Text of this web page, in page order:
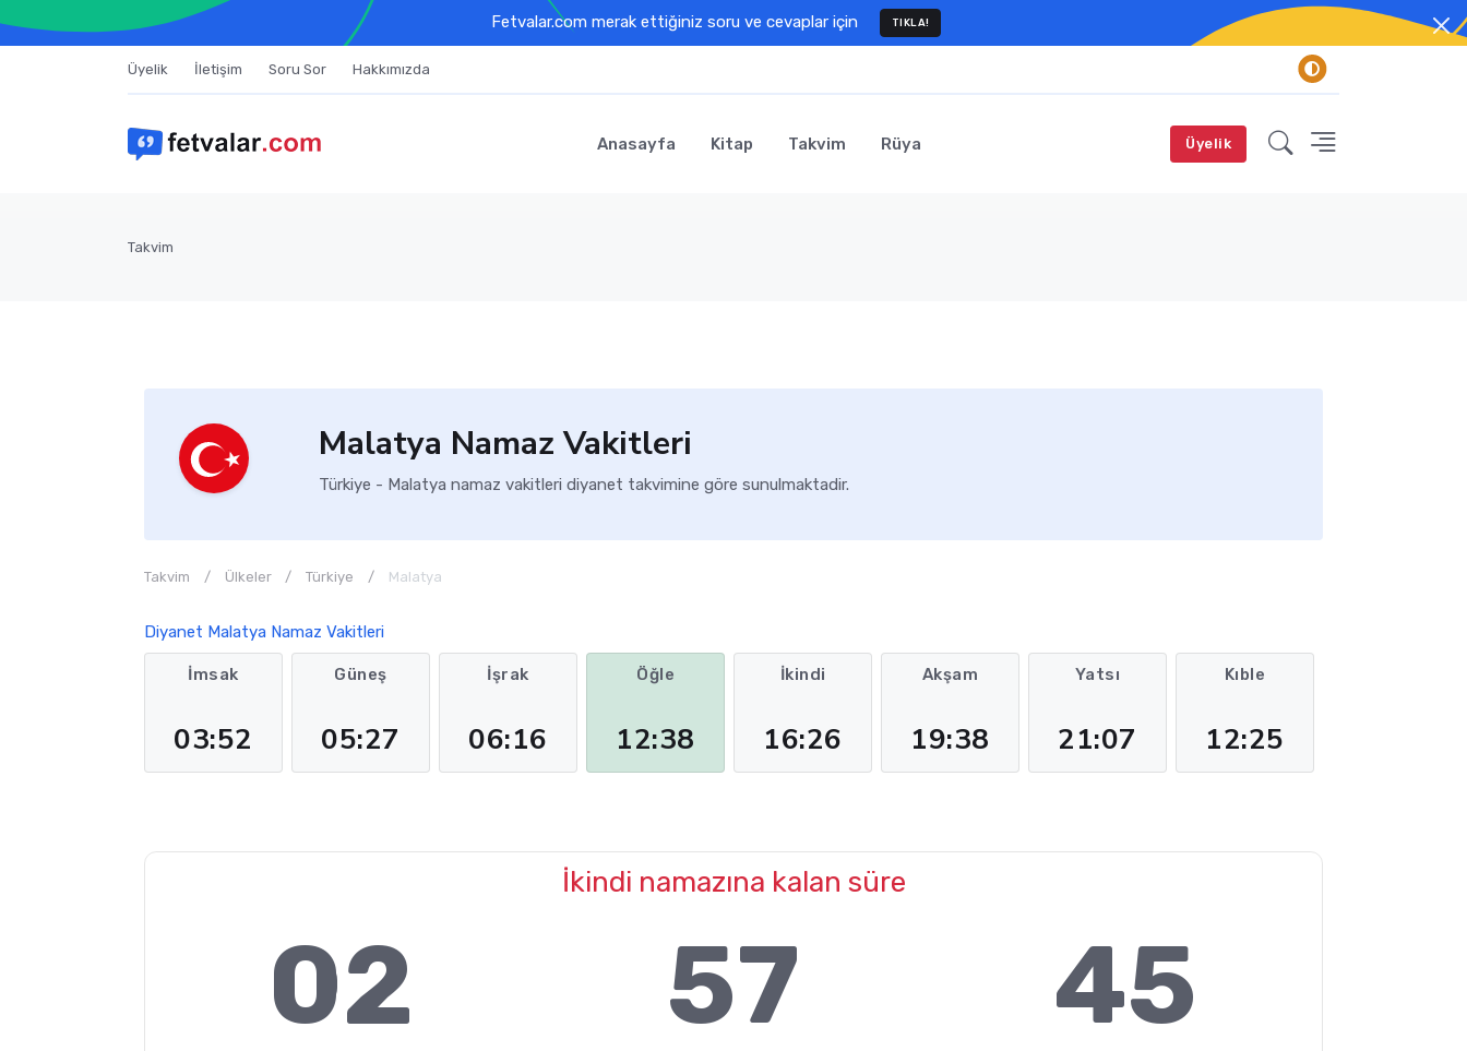
Fetvalar.com merak ettiğiniz soru ve cevaplar için TIKLA!
Üyelik İletişim Soru Sor Hakkımızda
Anasayfa Kitap Takvim Rüya Üyelik
Takvim
Malatya Namaz Vakitleri
Türkiye - Malatya namaz vakitleri diyanet takvimine göre sunulmaktadir.
Takvim Ülkeler Türkiye Malatya
Diyanet Malatya Namaz Vakitleri
İmsak
03:52
Güneş
05:27
İşrak
06:16
Öğle
12:38
İkindi
16:26
Akşam
19:38
Yatsı
21:07
Kıble
12:25
İkindi namazına kalan süre
02 57 44